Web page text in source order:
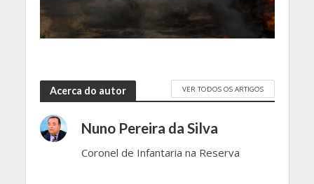
Acerca do autor VER TODOS OS ARTIGOS
Nuno Pereira da Silva
Coronel de Infantaria na Reserva